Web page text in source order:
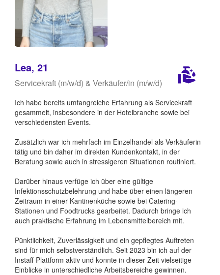
Lea, 21
Servicekraft (m/w/d) & Verkäufer/in (m/w/d)
Ich habe bereits umfangreiche Erfahrung als Servicekraft
gesammelt, insbesondere in der Hotelbranche sowie bei
verschiedensten Events.
Zusätzlich war ich mehrfach im Einzelhandel als Verkäuferin
tätig und bin daher im direkten Kundenkontakt, in der
Beratung sowie auch in stressigeren Situationen routiniert.
Darüber hinaus verfüge ich über eine gültige
Infektionsschutzbelehrung und habe über einen längeren
Zeitraum in einer Kantinenküche sowie bei Catering-
Stationen und Foodtrucks gearbeitet. Dadurch bringe ich
auch praktische Erfahrung im Lebensmittelbereich mit.
Pünktlichkeit, Zuverlässigkeit und ein gepflegtes Auftreten
sind für mich selbstverständlich. Seit 2023 bin ich auf der
Instaff-Plattform aktiv und konnte in dieser Zeit vielseitige
Einblicke in unterschiedliche Arbeitsbereiche gewinnen.